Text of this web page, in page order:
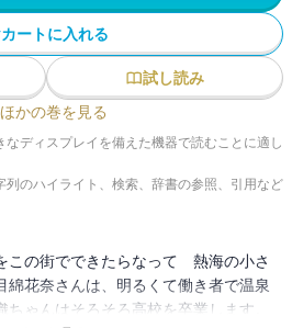
カートに入れる
試し読み
ほかの巻を見る
ディスプレイを備えた機器で読むことに適し
のハイライト、検索、辞書の参照、引用など
この街でできたらなって 熱海の小さ
綿花奈さんは、明るくて働き者で温泉
ゃんはそろそろ高校を卒業します。